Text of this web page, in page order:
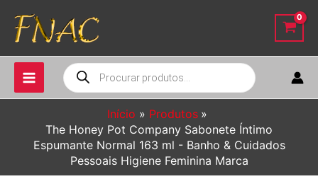
para
conteúdo
Pesquisar
produtos
Início
Produtos
The Honey Pot Company Sabonete Íntimo
Espumante Normal 163 ml - Banho & Cuidados
Pessoais Higiene Feminina Marca